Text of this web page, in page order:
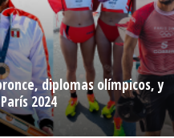
diplomas olímpicos, y
2024